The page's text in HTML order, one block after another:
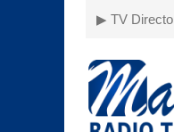
▶ TV Directo